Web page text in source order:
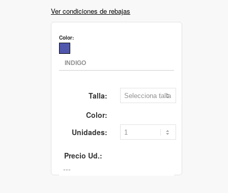
Ver condiciones de rebajas
Color:
Talla:
Color:
Unidades:
Precio Ud.: